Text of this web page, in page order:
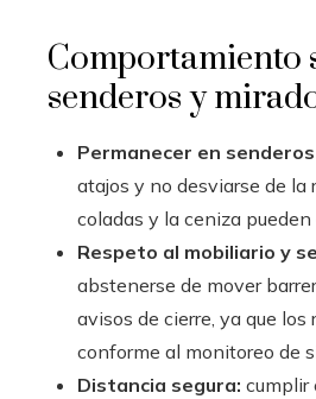
Comportamiento
senderos y
Permanecer en
atajos y no desviarse de la
coladas y la ceniza pueden
Respeto al mobiliario y
abstenerse de mover
avisos de cierre, ya que los
conforme al monitoreo de
Distancia segura: cumplir